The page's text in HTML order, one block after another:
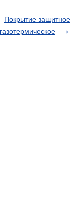
Покрытие защитное
газотермическое